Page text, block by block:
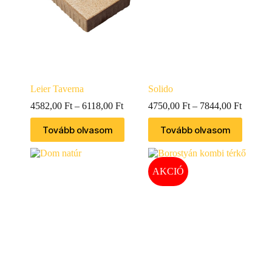
Leier Taverna
4582,00 Ft – 6118,00 Ft
Tovább olvasom
Solido
4750,00 Ft – 7844,00 Ft
Tovább olvasom
AKCIÓ